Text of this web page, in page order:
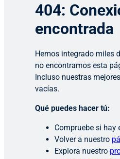
404:
encontrada
Hemos integrado miles
no encontramos esta
Incluso nuestras
vacías.
Qué puedes hacer tú:
Compruebe si hay
Volver a nuestro
Explora nuestro